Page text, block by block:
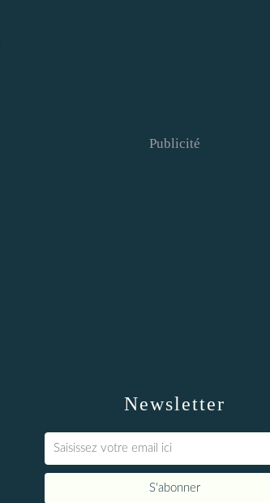
Newsletter
Publicité